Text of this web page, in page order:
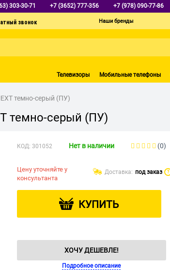
303-30-71 +7 (3652) 777-356 +7 (978) 090-77-86
Наши бренды
Телевизоры Мобильные телефоны
темно-серый (ПУ)
темно-серый (ПУ)
КОД: 301052 Нет в наличии (0)
Цену уточняйте у
консультанта
Доставка: под заказ ?
КУПИТЬ
ХОЧУ ДЕШЕВЛЕ!
Подробное описание